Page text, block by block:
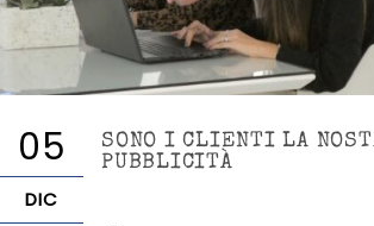
05
DIC
SONO I CLIENTI LA
PUBBLICITÀ